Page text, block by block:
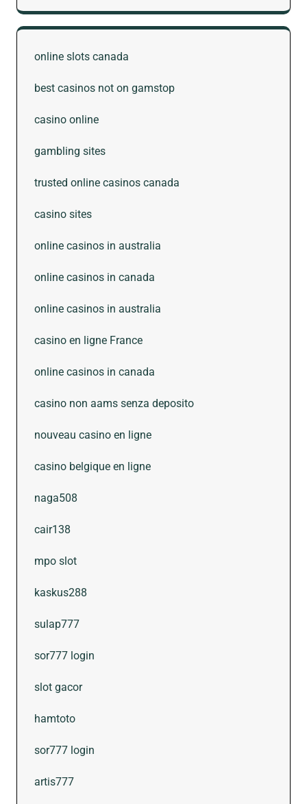
online slots canada
best casinos not on gamstop
casino online
gambling sites
trusted online casinos canada
casino sites
online casinos in australia
online casinos in canada
online casinos in australia
casino en ligne France
online casinos in canada
casino non aams senza deposito
nouveau casino en ligne
casino belgique en ligne
naga508
cair138
mpo slot
kaskus288
sulap777
sor777 login
slot gacor
hamtoto
sor777 login
artis777